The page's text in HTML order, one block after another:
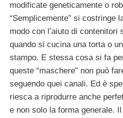
modificate geneticamente o
“Semplicemente” si costringe
modo con l’aiuto di contenitori
quando si cucina una torta o
stampo. E stessa cosa si fa
queste “maschere” non può
seguendo quei canali. Ed è
riesca a riprodurre anche
e non solo la forma generale.